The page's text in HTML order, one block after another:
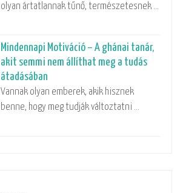
olyan ártatlannak tűnő, természetesnek …
Mindennapi Motiváció – A ghánai tanár,
akit semmi nem állíthat meg a tudás
átadásában
Vannak olyan emberek, akik hisznek
benne, hogy meg tudják változtatni …